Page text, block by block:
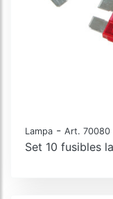
Lampa - Art. 70080
Set 10 fusibles